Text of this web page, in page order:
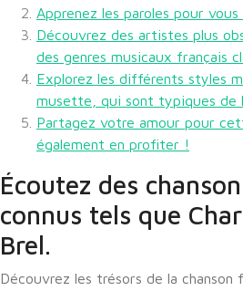
Apprenez les paroles pour
Découvrez des artistes plus
des genres musicaux français
Explorez les différents styles
musette, qui sont typiques de
Partagez votre amour pour
également en profiter !
Écoutez des
connus tels que
Brel.
Découvrez les trésors de la